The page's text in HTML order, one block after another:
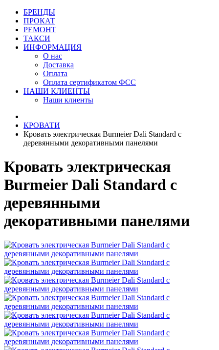
БРЕНДЫ
ПРОКАТ
РЕМОНТ
ТАКСИ
ИНФОРМАЦИЯ
О нас
Доставка
Оплата
Оплата сертификатом ФСС
НАШИ КЛИЕНТЫ
Наши клиенты
КРОВАТИ
Кровать электрическая Burmeier Dali Standard c
деревянными декоративными панелями
Кровать электрическая
Burmeier Dali Standard c
деревянными
декоративными панелями